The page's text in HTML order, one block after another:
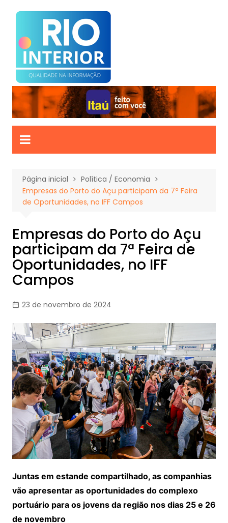
para
conteúdo
Página inicial
Política / Economia
Empresas do Porto do Açu participam da 7ª Feira
de Oportunidades, no IFF Campos
Empresas do Porto do Açu
participam da 7ª Feira de
Oportunidades, no IFF
Campos
23 de novembro de 2024
Juntas em estande compartilhado, as companhias
vão apresentar as oportunidades do complexo
portuário para os jovens da região nos dias 25 e 26
de novembro